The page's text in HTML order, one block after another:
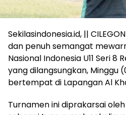
Sekilasindonesia.id, ||
dan penuh semangat
Nasional Indonesia U11 Seri 8
yang dilangsungkan, Minggu
bertempat di Lapangan Al
Turnamen ini diprakarsai oleh